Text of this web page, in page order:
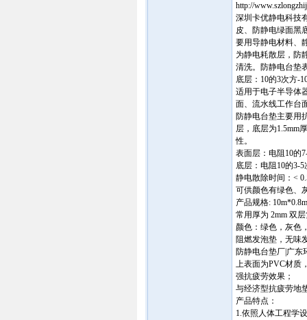
http://
深圳卡优静电科技
皮、防静电绿面黑
要用导静电材料、
为静电耗散层，防
清洗。防静电台垫
底层：10的3次方-
适用于电子半导体
面、流水线工作台
防静电台垫主要用
层，底层为1.5mm
性。
表面层：电阻10的
底层：电阻10的3-
静电散除时间：<
可供颜色有绿色、
产品规格:
常用厚为 2mm 双
颜色：绿色，灰色
阻燃发泡垫，无味
防静电台垫厂|广东
上表面为PVC材质
强抗疲劳效果；
与经济型抗疲劳地
产品特点：
1.依照人体工程学